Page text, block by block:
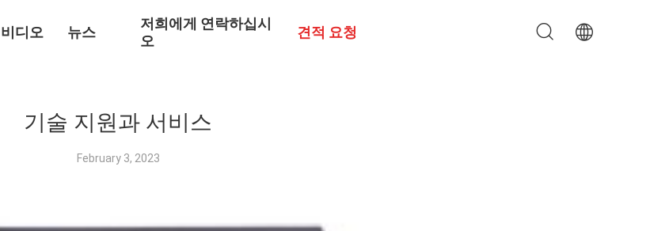
비디오 뉴스
저희에게 연락하십시
오
견적 요청
기술 지원과 서비스
February 3, 2023